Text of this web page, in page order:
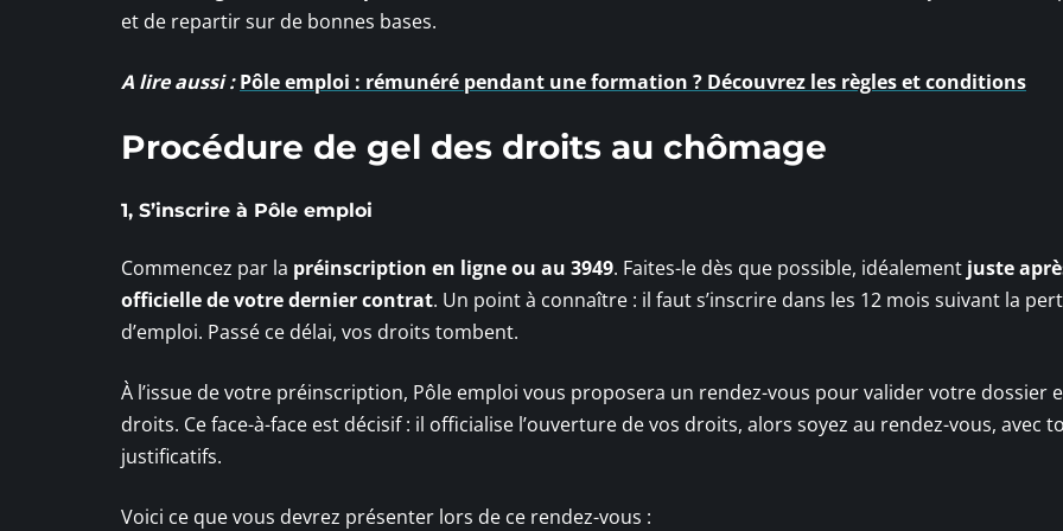
et de repartir sur de bonnes bases.
A lire aussi : Pôle emploi : rémunéré pendant une formation ? Découvrez les règles et conditions
Procédure de gel des droits au chômage
1, S’inscrire à Pôle emploi
Commencez par la préinscription en ligne ou au 3949. Faites-le dès que possible, idéalement juste
officielle de votre dernier contrat. Un point à connaître : il faut s’inscrire dans les 12 mois suivant la
d’emploi. Passé ce délai, vos droits tombent.
À l’issue de votre préinscription, Pôle emploi vous proposera un rendez-vous pour valider votre dossier
droits. Ce face-à-face est décisif : il officialise l’ouverture de vos droits, alors soyez au rendez-vous, avec
justificatifs.
Voici ce que vous devrez présenter lors de ce rendez-vous :